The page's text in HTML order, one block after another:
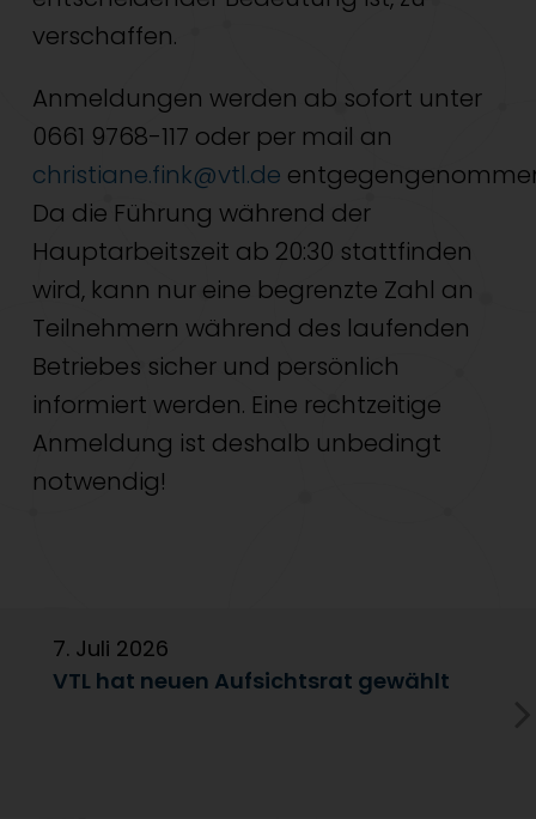
verschaffen.
Anmeldungen werden ab sofort unter
0661 9768-117 oder per mail an
christiane.fink@vtl.de
Da die Führung während der
Hauptarbeitszeit ab 20:30 stattfinden
wird, kann nur eine begrenzte Zahl an
Teilnehmern während des laufenden
Betriebes sicher und persönlich
informiert werden. Eine rechtzeitige
Anmeldung ist deshalb unbedingt
notwendig!
7. Juli 2026
VTL hat neuen Aufsichtsrat gewählt